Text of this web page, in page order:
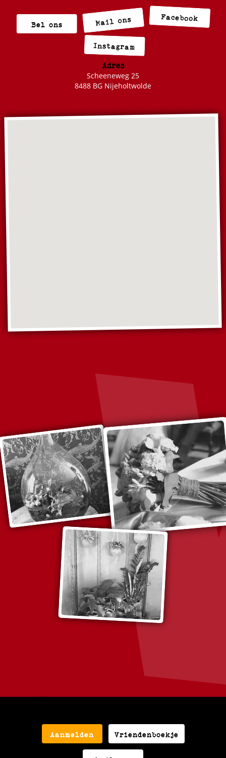
Bel ons Mail ons Facebook
Instagram
Adres
Scheeneweg 25
8488 BG Nijeholtwolde
Aanmelden Vriendenboekje